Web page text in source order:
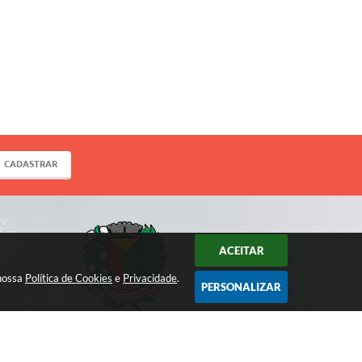
Política de Cookies e Privacidade.
ACEITAR
PERSONALIZAR
CADASTRAR